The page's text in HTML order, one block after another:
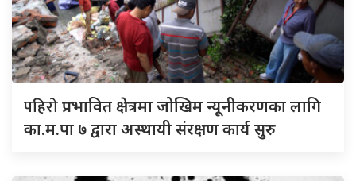
पहिरोप्रभावित क्षेत्रमा जोखिम न्यूनीकरणका लागि
का.म.पा ७ द्वारा अस्थायी संरक्षण कार्य सुरु